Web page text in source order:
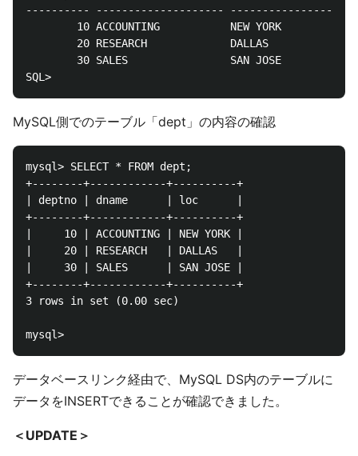
---------- -------------------- --------------------
MySQL側でのテーブル「dept」の内容の確認
mysql> SELECT * FROM dept;
+--------+------------+----------+
| deptno | dname      | loc      |
+--------+------------+----------+
|     10 | ACCOUNTING | NEW YORK |
|     20 | RESEARCH   | DALLAS   |
|     30 | SALES      | SAN JOSE |
+--------+------------+----------+
3 rows in set (0.00 sec)
データベースリンク経由で、MySQL DS内のテーブルに
データをINSERTできることが確認できました。
＜UPDATE＞